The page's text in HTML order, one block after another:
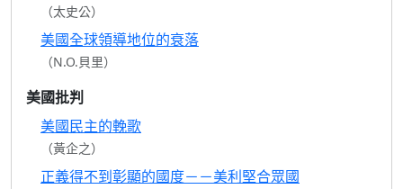
（太史公）
美國全球領導地位的衰落
（N.O.貝里）
美國批判
美國民主的輓歌
（黃企之）
正義得不到彰顯的國度－－美利堅合眾國